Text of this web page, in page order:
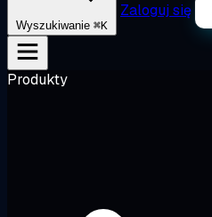
Wyszukiwanie ⌘K
Zaloguj się
Produkty